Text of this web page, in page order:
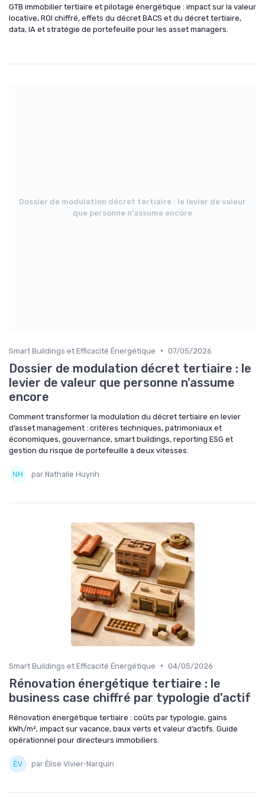
GTB immobilier tertiaire et pilotage énergétique : impact sur la valeur
locative, ROI chiffré, effets du décret BACS et du décret tertiaire,
data, IA et stratégie de portefeuille pour les asset managers.
Dossier de modulation décret tertiaire : le levier de valeur
que personne n'assume encore
Smart Buildings et Efficacité Énergétique • 07/05/2026
Dossier de modulation décret tertiaire : le
levier de valeur que personne n'assume
encore
Comment transformer la modulation du décret tertiaire en levier
d’asset management : critères techniques, patrimoniaux et
économiques, gouvernance, smart buildings, reporting ESG et
gestion du risque de portefeuille à deux vitesses.
par Nathalie Huynh
Smart Buildings et Efficacité Énergétique • 04/05/2026
Rénovation énergétique tertiaire : le
business case chiffré par typologie d'actif
Rénovation énergétique tertiaire : coûts par typologie, gains
kWh/m², impact sur vacance, baux verts et valeur d’actifs. Guide
opérationnel pour directeurs immobiliers.
par Élise Vivier-Narquin